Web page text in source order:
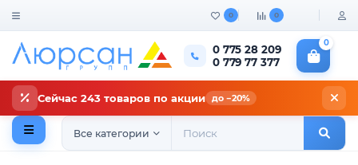
0 0
0 775 28 209
0 779 77 377
0
Сейчас 243 товаров по акции до −20%
Все категории